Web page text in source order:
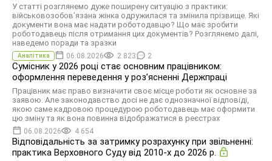
У статті розглянемо дуже поширену ситуацію з практики:
військовозобов’язана жінка одружилася та змінила прізвище. Які
документи вона має надати роботодавцю? Що має зробити
роботодавець після отримання цих документів? Розглянемо далі,
наведемо поради та зразки
Аналітика 06.08.2026 2 823 2
Сумісник у 2026 році стає основним працівником:
оформлення переведення у розʼясненні Держпраці
Працівник має право визначити своє місце роботи як основне за
заявою. Але законодавство досі не дає однозначної відповіді,
якою саме кадровою процедурою роботодавець має оформити
цю зміну та як вона повинна відображатися в реєстрах
06.08.2026 4 654
Відповідальність за затримку розрахунку при звільненні:
практика Верховного Суду від 2010-х до 2026 р.